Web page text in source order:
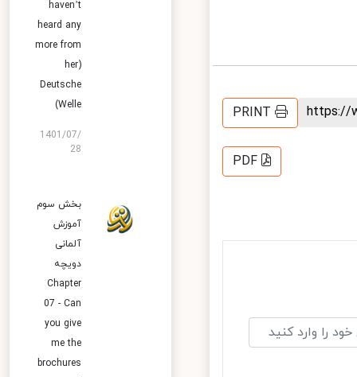
PRINT
PDF
haven’t
heard any
more from
her)
Deutsche
Welle)
1401/07/
28
بخش سوم
آموزش
آلمانی
دویچه
Chapter
07 - Can
you give
me the
brochures